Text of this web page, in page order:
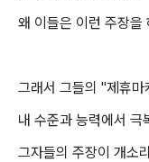
왜 이들은 이런 주장을
그래서 그들의 "제휴마
내 수준과 능력에서 극
그자들의 주장이 개소